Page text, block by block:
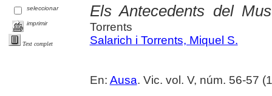
seleccionar
imprimir
Text complet
Els Antecedents del
Torrents
Salarich i Torrents, Miquel S.
En: Ausa. Vic. vol. V, núm. 56-57